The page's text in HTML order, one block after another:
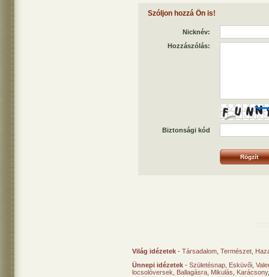
Szóljon hozzá Ön is!
Nicknév:
Hozzászólás:
Biztonsági kód
Világ idézetek - Társadalom Természet
Ünnepi idézetek - Születésnap Esküvői
locsolóversek
Ballagásra Mikulás Karácsony